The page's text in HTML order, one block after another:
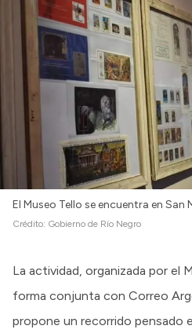
El Museo Tello se encuentra en
Crédito: Gobierno de Río Negro
La actividad, organizada por el
forma conjunta con Correo
propone un recorrido pensado